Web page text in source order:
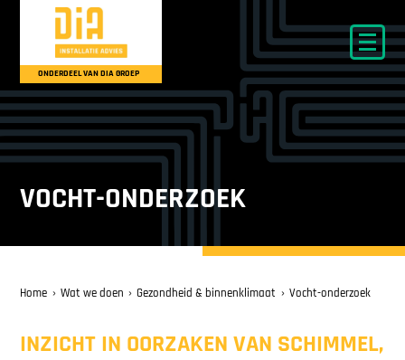
ONDERDEEL VAN DIA GROEP
VOCHT-ONDERZOEK
Home Wat we doen Gezondheid & binnenklimaat Vocht-onderzoek
INZICHT IN OORZAKEN VAN SCHIMMEL,